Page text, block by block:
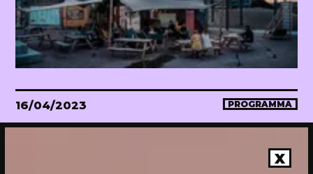
16/04/2023 PROGRAMMA
WEKEA Opening: Maak mee!
Onthulling van de megahuiskamer
X